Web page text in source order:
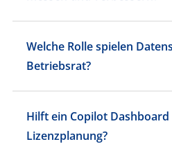
Welche Rolle spielen
Betriebsrat?
Hilft ein Copilot
Lizenzplanung?